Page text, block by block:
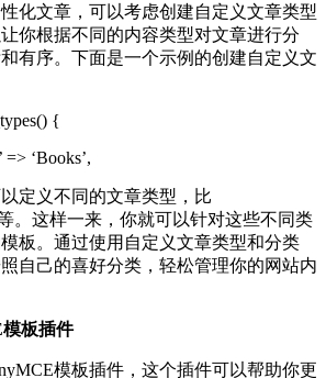
化文章，可以考虑创建自定义文章类型
你根据不同的内容类型对文章进行分
有序。下面是一个示例的创建自定义文
{
=> ‘Books’,
定义不同的文章类型，比
等。这样一来，你就可以针对这些不同类
板。通过使用自定义文章类型和分类
自己的喜好分类，轻松管理你的网站内
板插件
模板插件，这个插件可以帮助你更